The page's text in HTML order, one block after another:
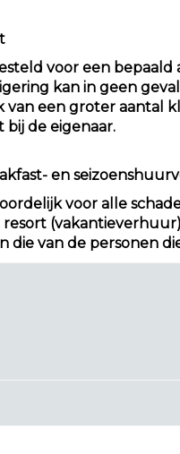
voor een
kan in geen
van een groter aantal
de eigenaar.
en
voor alle
die van de personen